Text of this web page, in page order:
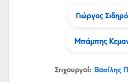
Γιώργος
Μπάμπης
Στιχουργοί: Βασίλης